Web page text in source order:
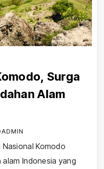
Surga
Alam
Komodo
Indonesia yang